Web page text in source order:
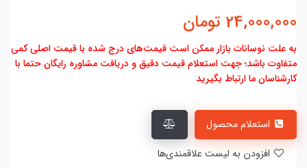
24,000,000 تومان
به علت نوسانات بازار ممکن است قیمت‌های درج شده با قیمت اصلی کمی
متفاوت باشد؛ جهت استعلام قیمت دقیق و دریافت مشاوره رایگان حتما با
کارشناسان ما ارتباط بگیرید